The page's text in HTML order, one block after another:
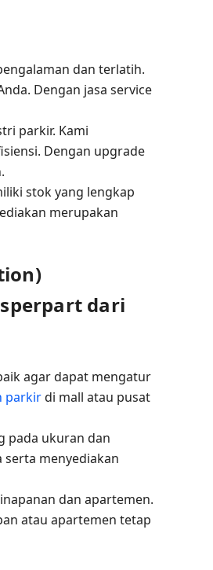
dan terlatih.
Dengan jasa service
parkir. Kami
Dengan upgrade
stok yang lengkap
merupakan
dari
agar dapat mengatur
parkirdi mall atau pusat
pada ukuran dan
menyediakan
dan apartemen.
atau apartemen tetap